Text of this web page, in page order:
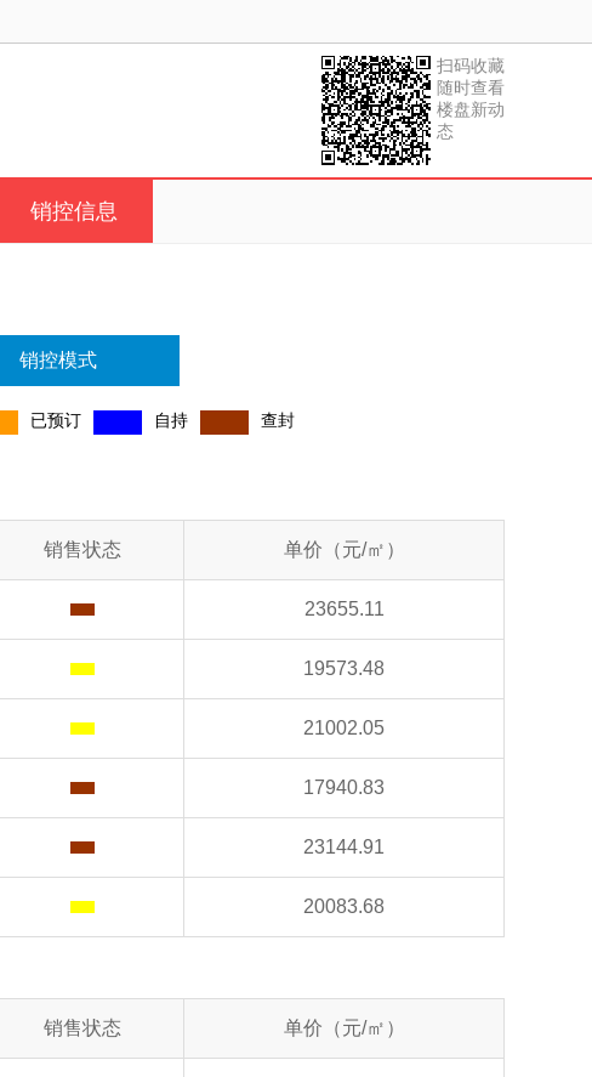
扫码收藏
随时查看
楼盘新动
态
销控信息
销控模式
已预订 自持 查封
销售状态 单价（元/㎡）
23655.11
19573.48
21002.05
17940.83
23144.91
20083.68
销售状态 单价（元/㎡）